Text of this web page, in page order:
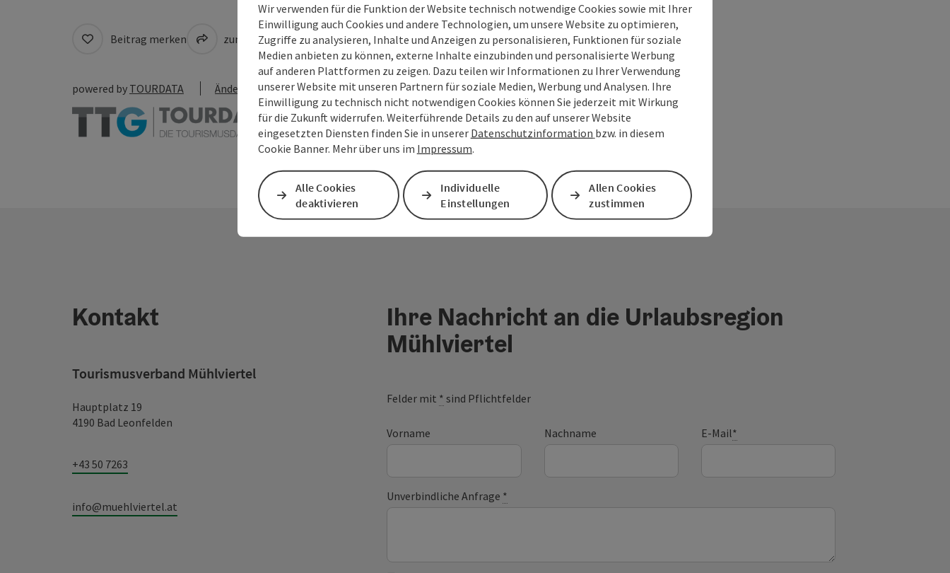
Beitrag merken zum Merkzettel PDF erstellen Beitrag drucken In der Nähe
powered by TOURDATA Änderung vorschlagen
Kontakt
Tourismusverband Mühlviertel
Hauptplatz 19
4190 Bad Leonfelden
+43 50 7263
info@muehlviertel.at
Ihre Nachricht an die Urlaubsregion
Mühlviertel
Felder mit * sind Pflichtfelder
Vorname Nachname E-Mail*
Unverbindliche Anfrage *
Wir verwenden für die Funktion der Website technisch notwendige Cookies sowie mit Ihrer
Einwilligung auch Cookies und andere Technologien, um unsere Website zu optimieren,
Zugriffe zu analysieren, Inhalte und Anzeigen zu personalisieren, Funktionen für soziale
Medien anbieten zu können, externe Inhalte einzubinden und personalisierte Werbung
auf anderen Plattformen zu zeigen. Dazu teilen wir Informationen zu Ihrer Verwendung
unserer Website mit unseren Partnern für soziale Medien, Werbung und Analysen. Ihre
Einwilligung zu technisch nicht notwendigen Cookies können Sie jederzeit mit Wirkung
für die Zukunft widerrufen. Weiterführende Details zu den auf unserer Website
eingesetzten Diensten finden Sie in unserer Datenschutzinformation bzw. in diesem
Cookie Banner. Mehr über uns im Impressum.
Alle Cookies
deaktivieren
Individuelle
Einstellungen
Allen Cookies
zustimmen